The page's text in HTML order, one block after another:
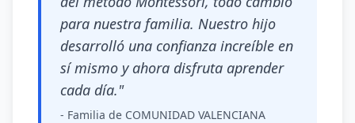
para nuestra familia. Nuestro hijo
desarrolló una confianza increíble en
sí mismo y ahora disfruta aprender
cada día."
- Familia de COMUNIDAD VALENCIANA